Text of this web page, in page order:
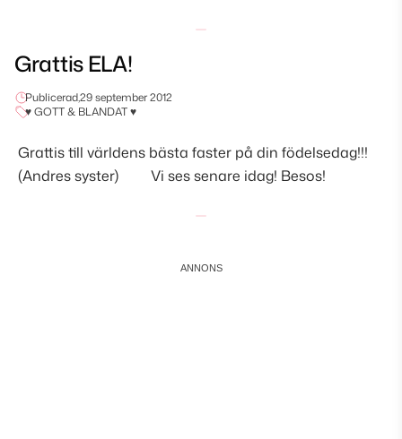
Grattis ELA!
Publicerad,29 september 2012
♥ GOTT & BLANDAT ♥
Grattis till världens bästa faster på din födelsedag!!!
(Andres syster) Vi ses senare idag! Besos!